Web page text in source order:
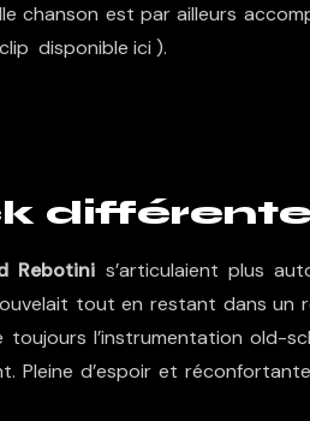
chanson est par ailleurs
disponible ici ).
différente
Rebotini s’articulaient plus
tout en restant dans un
toujours l’instrumentation old-
Pleine d’espoir et